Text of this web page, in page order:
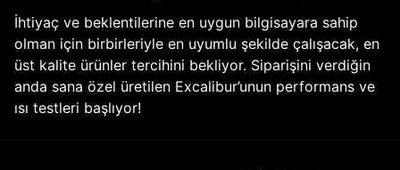
İhtiyaç ve beklentilerine en uygun bilgisayara sahip
olman için birbirleriyle en uyumlu şekilde çalışacak, en
üst kalite ürünler tercihini bekliyor. Siparişini verdiğin
anda sana özel üretilen Excalibur’unun performans ve
ısı testleri başlıyor!